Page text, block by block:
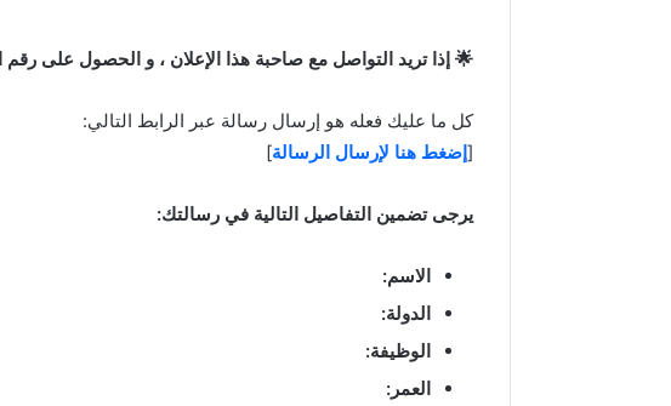
🌟 إذا تريد التواصل مع صاحبة هذا الإعلان ، و الحصول على رقم
كل ما عليك فعله هو إرسال رسالة عبر الرابط التالي:
[إضغط هنا لإرسال الرسالة]
يرجى تضمين التفاصيل التالية في رسالتك:
الاسم:
الدولة:
الوظيفة:
العمر: